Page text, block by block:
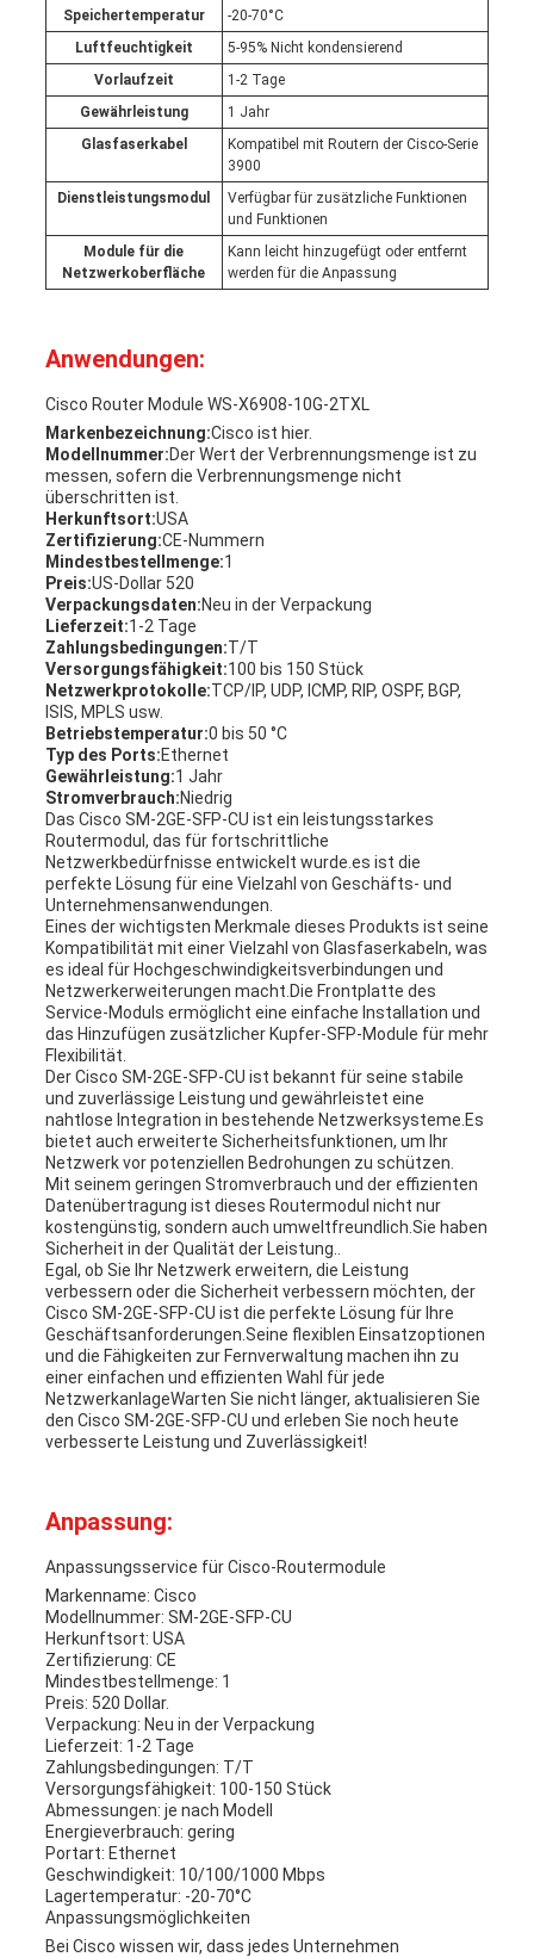
Speichertemperatur
-20-70°C
Luftfeuchtigkeit
5-95% Nicht kondensierend
Vorlaufzeit
1-2 Tage
Gewährleistung
1 Jahr
Glasfaserkabel
Kompatibel mit Routern der Cisco-Serie
3900
Dienstleistungsmodul
Verfügbar für zusätzliche Funktionen
und Funktionen
Module für die
Netzwerkoberfläche
Kann leicht hinzugefügt oder entfernt
werden für die Anpassung
Anwendungen:
Cisco Router Module WS-X6908-10G-2TXL
Markenbezeichnung:Cisco ist hier.
Modellnummer:Der Wert der Verbrennungsmenge ist zu
messen, sofern die Verbrennungsmenge nicht
überschritten ist.
Herkunftsort:USA
Zertifizierung:CE-Nummern
Mindestbestellmenge:1
Preis:US-Dollar 520
Verpackungsdaten:Neu in der Verpackung
Lieferzeit:1-2 Tage
Zahlungsbedingungen:T/T
Versorgungsfähigkeit:100 bis 150 Stück
Netzwerkprotokolle:TCP/IP, UDP, ICMP, RIP, OSPF, BGP,
ISIS, MPLS usw.
Betriebstemperatur:0 bis 50 °C
Typ des Ports:Ethernet
Gewährleistung:1 Jahr
Stromverbrauch:Niedrig
Das Cisco SM-2GE-SFP-CU ist ein leistungsstarkes
Routermodul, das für fortschrittliche
Netzwerkbedürfnisse entwickelt wurde.es ist die
perfekte Lösung für eine Vielzahl von Geschäfts- und
Unternehmensanwendungen.
Eines der wichtigsten Merkmale dieses Produkts ist seine
Kompatibilität mit einer Vielzahl von Glasfaserkabeln, was
es ideal für Hochgeschwindigkeitsverbindungen und
Netzwerkerweiterungen macht.Die Frontplatte des
Service-Moduls ermöglicht eine einfache Installation und
das Hinzufügen zusätzlicher Kupfer-SFP-Module für mehr
Flexibilität.
Der Cisco SM-2GE-SFP-CU ist bekannt für seine stabile
und zuverlässige Leistung und gewährleistet eine
nahtlose Integration in bestehende Netzwerksysteme.Es
bietet auch erweiterte Sicherheitsfunktionen, um Ihr
Netzwerk vor potenziellen Bedrohungen zu schützen.
Mit seinem geringen Stromverbrauch und der effizienten
Datenübertragung ist dieses Routermodul nicht nur
kostengünstig, sondern auch umweltfreundlich.Sie haben
Sicherheit in der Qualität der Leistung..
Egal, ob Sie Ihr Netzwerk erweitern, die Leistung
verbessern oder die Sicherheit verbessern möchten, der
Cisco SM-2GE-SFP-CU ist die perfekte Lösung für Ihre
Geschäftsanforderungen.Seine flexiblen Einsatzoptionen
und die Fähigkeiten zur Fernverwaltung machen ihn zu
einer einfachen und effizienten Wahl für jede
NetzwerkanlageWarten Sie nicht länger, aktualisieren Sie
den Cisco SM-2GE-SFP-CU und erleben Sie noch heute
verbesserte Leistung und Zuverlässigkeit!
Anpassung:
Anpassungsservice für Cisco-Routermodule
Markenname: Cisco
Modellnummer: SM-2GE-SFP-CU
Herkunftsort: USA
Zertifizierung: CE
Mindestbestellmenge: 1
Preis: 520 Dollar.
Verpackung: Neu in der Verpackung
Lieferzeit: 1-2 Tage
Zahlungsbedingungen: T/T
Versorgungsfähigkeit: 100-150 Stück
Abmessungen: je nach Modell
Energieverbrauch: gering
Portart: Ethernet
Geschwindigkeit: 10/100/1000 Mbps
Lagertemperatur: -20-70°C
Anpassungsmöglichkeiten
Bei Cisco wissen wir, dass jedes Unternehmen